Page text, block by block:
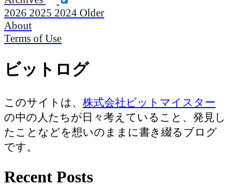
2026 2025 2024 Older
About
Terms of Use
ビットログ
このサイトは、 株式会社ビットマイスター
の中の人たちが日々考えていること、発見し
たことなどを想いのままに書き綴るブログ
です。
Recent Posts